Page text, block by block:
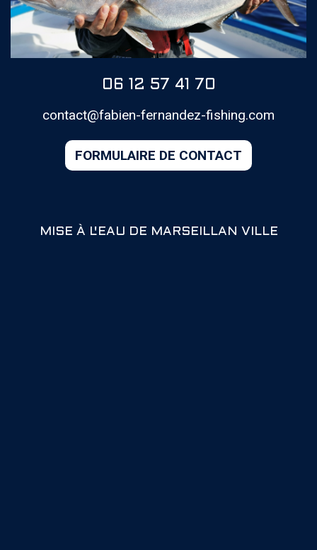
06 12 57 41 70
contact@fabien-fernandez-fishing.com
MISE À L'EAU DE MARSEILLAN VILLE